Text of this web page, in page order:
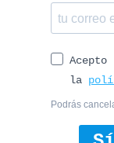
Acepto
la
Podrás